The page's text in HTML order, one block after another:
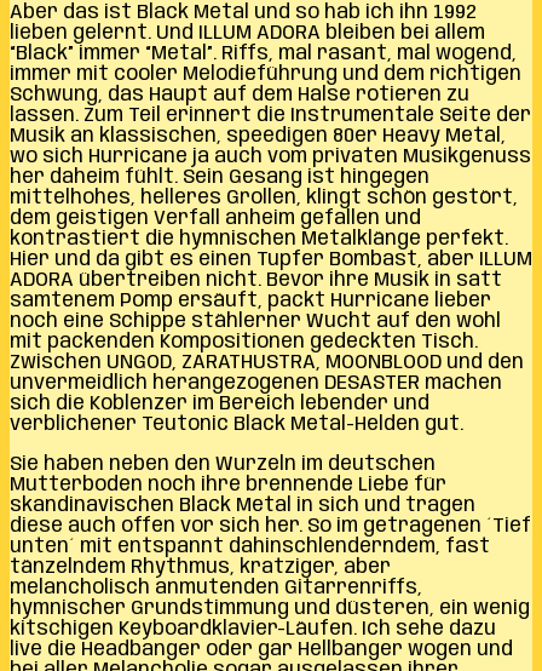
Aber das ist Black Metal und so hab ich ihn 1992
lieben gelernt. Und ILLUM ADORA bleiben bei allem
“Black” immer “Metal”. Riffs, mal rasant, mal wogend,
immer mit cooler Melodieführung und dem richtigen
Schwung, das Haupt auf dem Halse rotieren zu
lassen. Zum Teil erinnert die Instrumentale Seite der
Musik an klassischen, speedigen 80er Heavy Metal,
wo sich Hurricane ja auch vom privaten Musikgenuss
her daheim fühlt. Sein Gesang ist hingegen
mittelhohes, helleres Grollen, klingt schön gestört,
dem geistigen Verfall anheim gefallen und
kontrastiert die hymnischen Metalklänge perfekt.
Hier und da gibt es einen Tupfer Bombast, aber ILLUM
ADORA übertreiben nicht. Bevor ihre Musik in satt
samtenem Pomp ersäuft, packt Hurricane lieber
noch eine Schippe stählerner Wucht auf den wohl
mit packenden Kompositionen gedeckten Tisch.
Zwischen UNGOD, ZARATHUSTRA, MOONBLOOD und den
unvermeidlich herangezogenen DESASTER machen
sich die Koblenzer im Bereich lebender und
verblichener Teutonic Black Metal-Helden gut.
Sie haben neben den Wurzeln im deutschen
Mutterboden noch ihre brennende Liebe für
skandinavischen Black Metal in sich und tragen
diese auch offen vor sich her. So im getragenen ´Tief
unten´ mit entspannt dahinschlenderndem, fast
tänzelndem Rhythmus, kratziger, aber
melancholisch anmutenden Gitarrenriffs,
hymnischer Grundstimmung und düsteren, ein wenig
kitschigen Keyboardklavier-Läufen. Ich sehe dazu
live die Headbanger oder gar Hellbanger wogen und